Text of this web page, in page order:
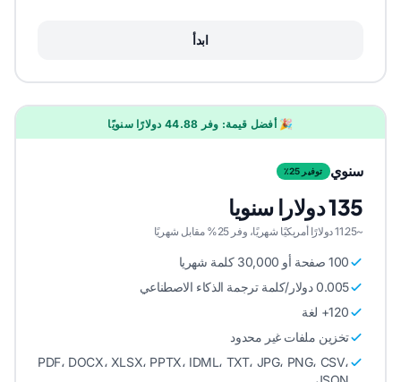
ابدأ
🎉 أفضل قيمة: وفر 44.88 دولارًا سنويًا
سنوي توفير 25٪
135 دولارا سنويا
~11.25 دولارًا أمريكيًا شهريًا، وفر 25% مقابل شهريًا
100 صفحة أو 30,000 كلمة شهريا
0.005 دولار/كلمة ترجمة الذكاء الاصطناعي
120+ لغة
تخزين ملفات غير محدود
PDF، DOCX، XLSX، PPTX، IDML، TXT، JPG، PNG، CSV،